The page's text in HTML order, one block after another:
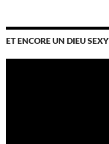
ET ENCORE UN DIEU